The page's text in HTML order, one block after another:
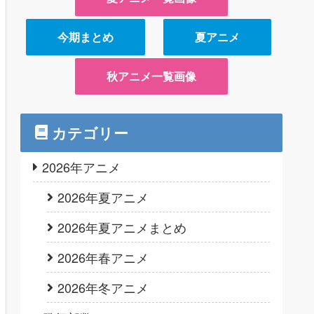
今期まとめ 夏アニメ
秋アニメ一覧画像
カテゴリー
2026年アニメ
2026年夏アニメ
2026年夏アニメまとめ
2026年春アニメ
2026年冬アニメ